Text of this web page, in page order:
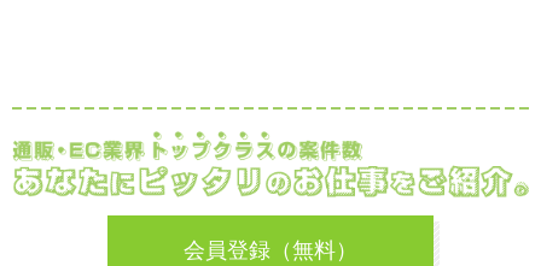
会員登録（無料）